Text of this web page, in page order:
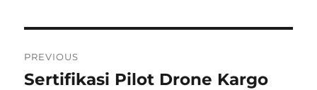
pos
PREVIOUS
Previous
Sertifikasi Pilot Drone Kargo